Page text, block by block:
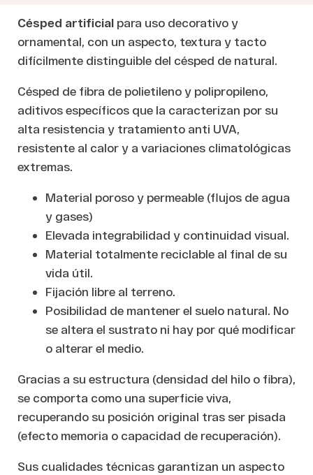
Césped artificial para uso decorativo y
ornamental, con un aspecto, textura y tacto
difícilmente distinguible del césped de natural.
Césped de fibra de polietileno y polipropileno,
aditivos específicos que la caracterizan por su
alta resistencia y tratamiento anti UVA,
resistente al calor y a variaciones climatológicas
extremas.
Material poroso y permeable (flujos de agua
y gases)
Elevada integrabilidad y continuidad visual.
Material totalmente reciclable al final de su
vida útil.
Fijación libre al terreno.
Posibilidad de mantener el suelo natural. No
se altera el sustrato ni hay por qué modificar
o alterar el medio.
Gracias a su estructura (densidad del hilo o fibra),
se comporta como una superficie viva,
recuperando su posición original tras ser pisada
(efecto memoria o capacidad de recuperación).
Sus cualidades técnicas garantizan un aspecto